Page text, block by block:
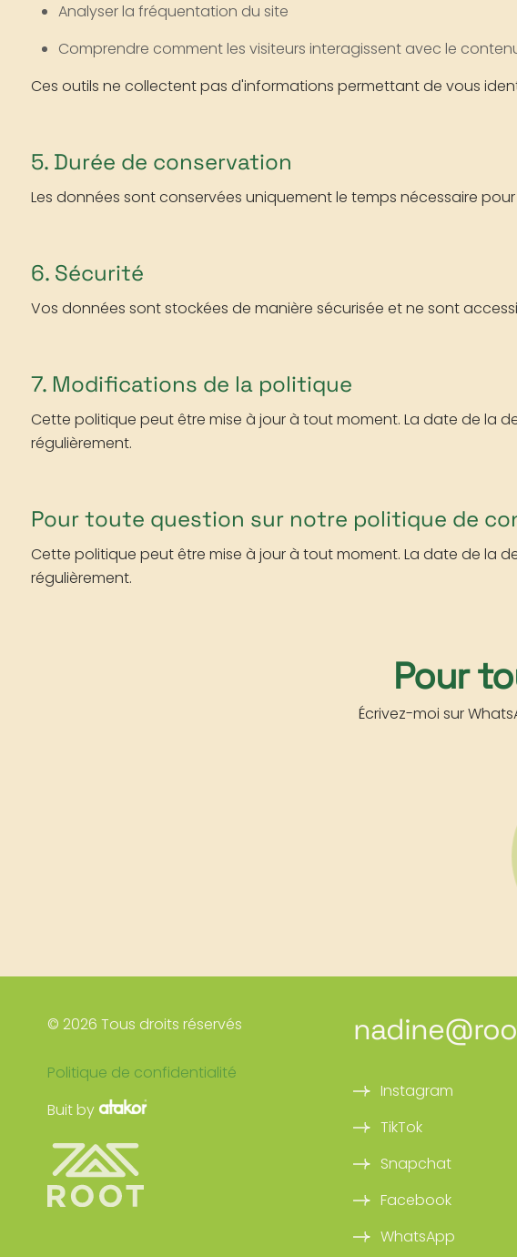
Analyser la fréquentation du site
Comprendre comment les visiteurs interagissent avec le
Ces outils ne collectent pas d'informations permettant de vous
5. Durée de conservation
Les données sont conservées uniquement le temps nécessaire
6. Sécurité
Vos données sont stockées de manière sécurisée et ne sont
7. Modifications de la politique
Cette politique peut être mise à jour à tout moment. La date de la
régulièrement.
Pour toute question sur notre politique de
Cette politique peut être mise à jour à tout moment. La date de la
régulièrement.
Pour
Écrivez-moi sur
© 2026 Tous droits réservés
Politique de confidentialité
Buit by
Instagram
TikTok
Snapchat
Facebook
WhatsApp